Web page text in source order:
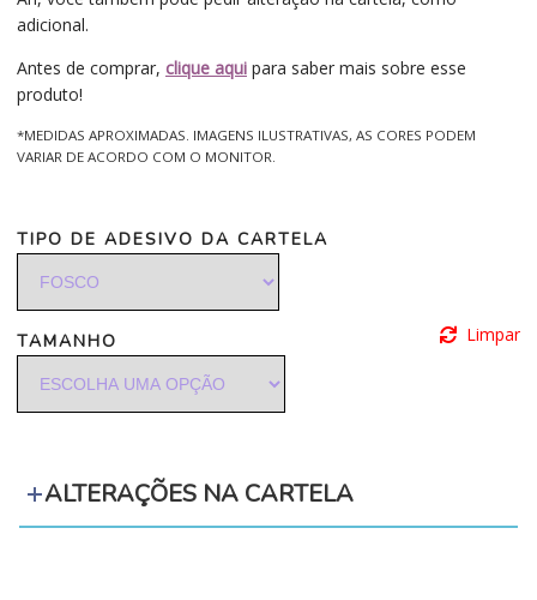
adicional.
Antes de comprar, clique aqui para saber mais sobre esse
produto!
*MEDIDAS APROXIMADAS. IMAGENS ILUSTRATIVAS, AS CORES PODEM
VARIAR DE ACORDO COM O MONITOR.
TIPO DE ADESIVO DA CARTELA
TAMANHO Limpar
ALTERAÇÕES NA CARTELA